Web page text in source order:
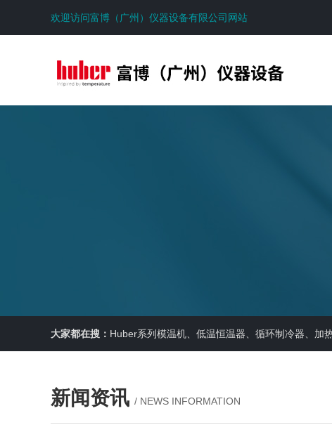
欢迎访问富博（广州）仪器设备有限公司网站
大家都在搜： Huber系列模温机、低温恒温器、循环制冷器、加
新闻资讯 / NEWS INFORMATION